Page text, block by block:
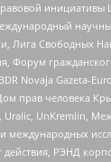
Свободных
Форум
Novaja Gazeta-
прав человека
UnKremlin,
международных
РЭНД